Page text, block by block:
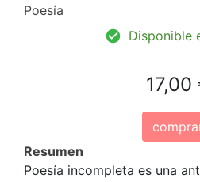
Poesía
Disponible
17,00
Resumen
Poesía incompleta es una